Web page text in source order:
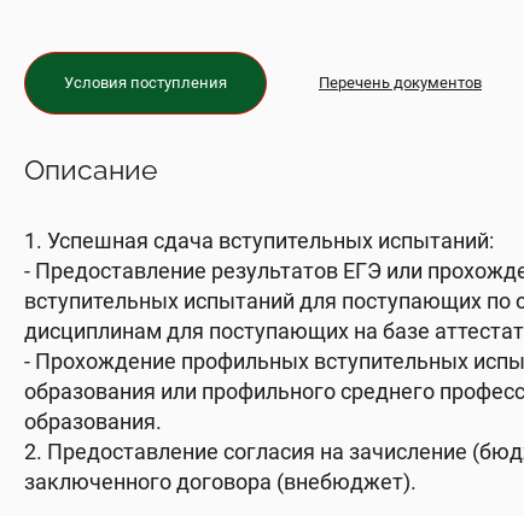
Условия поступления Перечень документов
Описание
1. Успешная сдача вступительных испытаний:
- Предоставление результатов ЕГЭ или
вступительных испытаний для поступающих
дисциплинам для поступающих на базе
- Прохождение профильных вступительных
образования или профильного среднего
образования.
2. Предоставление согласия на зачисление
заключенного договора (внебюджет).